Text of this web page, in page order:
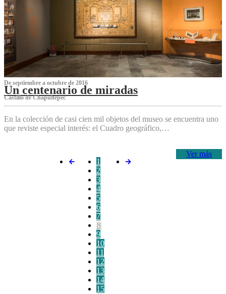
De septiembre a octubre de 2016
Un centenario de miradas
Castillo de Chapultepec
En la colección de casi cien mil objetos del museo se encuentra uno
que reviste especial interés: el Cuadro geográfico,…
Ver más
1
2
3
4
5
6
7
8
9
10
11
12
13
14
15